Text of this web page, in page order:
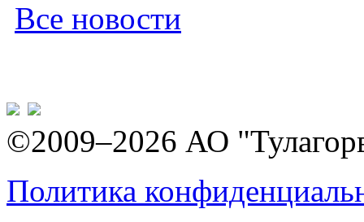
Все новости
©2009–2026 АО
Политика